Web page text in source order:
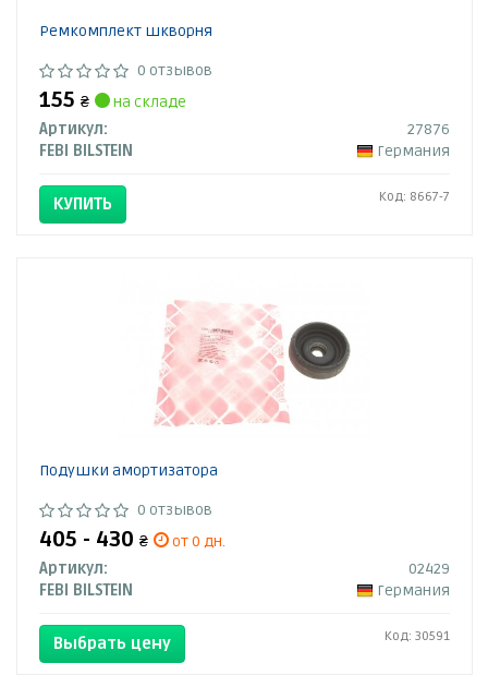
Ремкомплект шкворня
0 отзывов
155 ₴
на складе
Артикул:
27876
FEBI BILSTEIN
Германия
КУПИТЬ Код: 8667-7
Подушки амортизатора
0 отзывов
405 - 430 ₴
от 0 дн.
Артикул:
02429
FEBI BILSTEIN
Германия
Выбрать цену Код: 30591